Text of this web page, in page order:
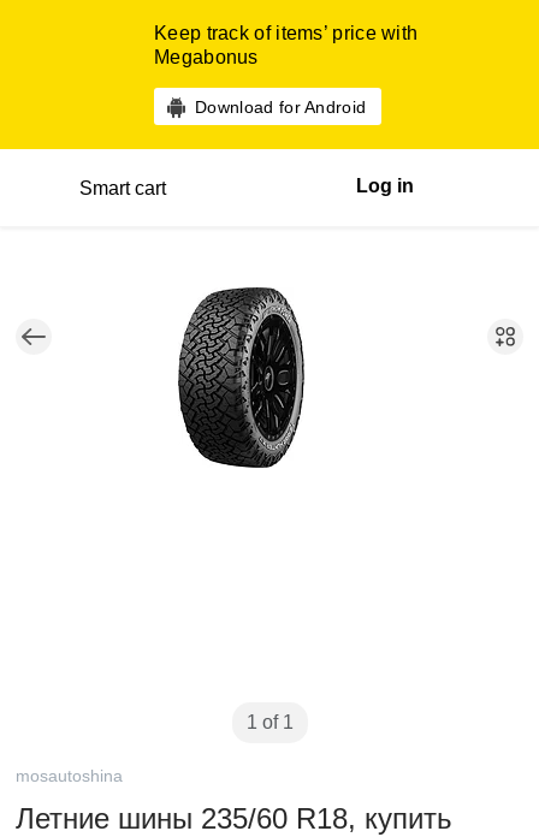
Keep track of items’ price with
Megabonus
Download for Android
Smart cart Log in
1 of 1
mosautoshina
Летние шины 235/60 R18, купить